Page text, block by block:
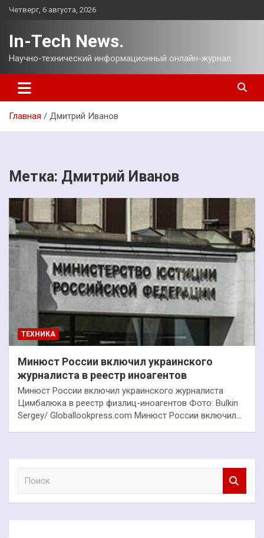
Перейти
Четверг, 6 августа, 2026
In-Tech News.
Научно-технический информационный онлайн-журнал.
Главная Дмитрий Иванов
Метка: Дмитрий Иванов
ТЕХНИКА
Минюст России включил украинского
журналиста в реестр иноагентов
Минюст России включил украинского журналиста
Цимбалюка в реестр физлиц-иноагентов Фото: Bulkin
Sergey/ Globallookpress.com Минюст России включил…
к